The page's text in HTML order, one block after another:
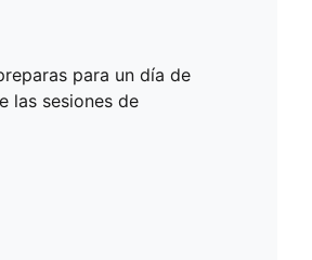
para un día de
las sesiones de